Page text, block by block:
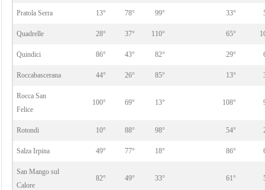
Pratola Serra 13° 78° 99° 33°
Quadrelle 28° 37° 110° 65°
Quindici 86° 43° 82° 29°
Roccabascerana 44° 26° 85° 13°
Rocca San
Felice
100° 69° 13° 108°
Rotondi 10° 88° 98° 54°
Salza Irpina 49° 77° 18° 86°
San Mango sul
Calore
82° 49° 33° 61°